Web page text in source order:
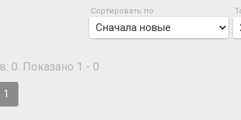
Сортировать по:
0. Показано 1 - 0
1